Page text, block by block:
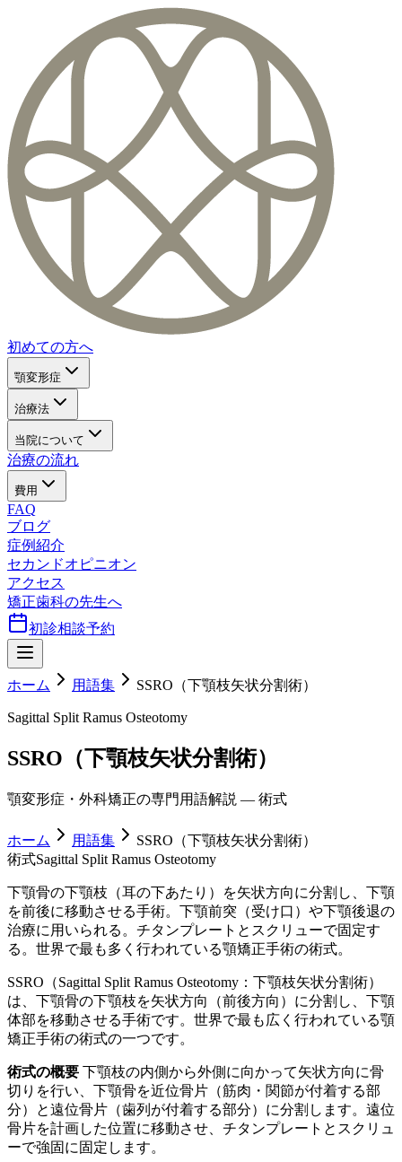
初めての方へ
顎変形症
治療法
当院について
治療の流れ
費用
FAQ
ブログ
症例紹介
セカンドオピニオン
アクセス
矯正歯科の先生へ
初診相談予約
ホーム 用語集 SSRO（下顎枝矢状分割術）
Sagittal Split Ramus Osteotomy
SSRO（下顎枝矢状分割術）
顎変形症・外科矯正の専門用語解説 — 術式
ホーム 用語集
SSRO（下顎枝矢状分割術）
術式Sagittal Split Ramus Osteotomy
下顎骨の下顎枝（耳の下あたり）を矢状方向に分割し、下顎
を前後に移動させる手術。下顎前突（受け口）や下顎後退の
治療に用いられる。チタンプレートとスクリューで固定す
る。世界で最も多く行われている顎矯正手術の術式。
SSRO（Sagittal Split Ramus Osteotomy：下顎枝矢状分割術）
は、下顎骨の下顎枝を矢状方向（前後方向）に分割し、下顎
体部を移動させる手術です。世界で最も広く行われている顎
矯正手術の術式の一つです。
術式の概要 下顎枝の内側から外側に向かって矢状方向に骨
切りを行い、下顎骨を近位骨片（筋肉・関節が付着する部
分）と遠位骨片（歯列が付着する部分）に分割します。遠位
骨片を計画した位置に移動させ、チタンプレートとスクリュ
ーで強固に固定します。